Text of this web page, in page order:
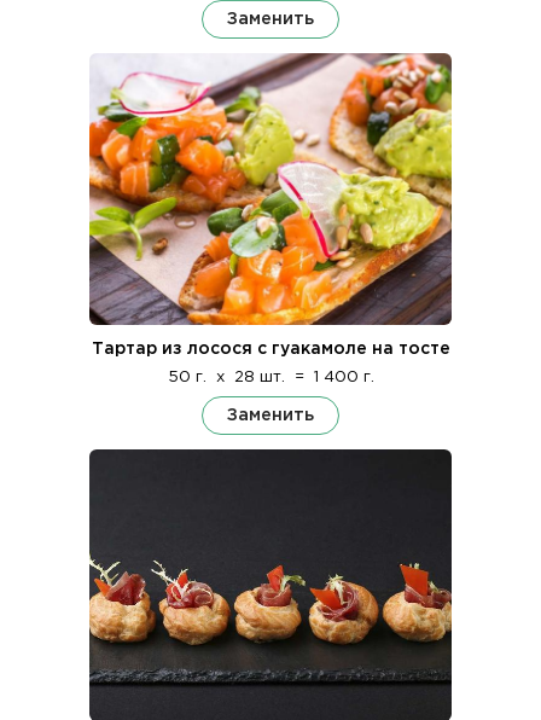
Заменить
Тартар из лосося с гуакамоле на тосте
50 г. x 28 шт. = 1 400 г.
Заменить